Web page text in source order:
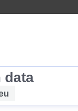
data